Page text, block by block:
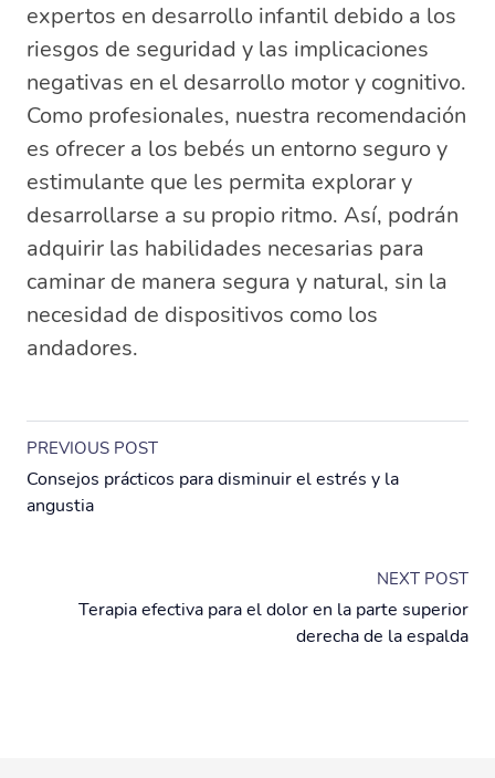
expertos en desarrollo infantil debido a los
riesgos de seguridad y las implicaciones
negativas en el desarrollo motor y cognitivo.
Como profesionales, nuestra recomendación
es ofrecer a los bebés un entorno seguro y
estimulante que les permita explorar y
desarrollarse a su propio ritmo. Así, podrán
adquirir las habilidades necesarias para
caminar de manera segura y natural, sin la
necesidad de dispositivos como los
andadores.
PREVIOUS POST
Consejos prácticos para disminuir el estrés y la
angustia
NEXT POST
Terapia efectiva para el dolor en la parte superior
derecha de la espalda